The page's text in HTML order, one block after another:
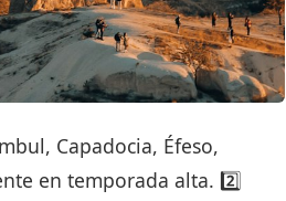
Capadocia, Éfeso,
en temporada alta. 2️⃣